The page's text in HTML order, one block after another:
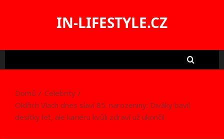
IN-LIFESTYLE.CZ
Domů
Celebrity
Oldřich Vlach dnes slaví 85. narozeniny: Diváky bavil
desítky let, ale kariéru kvůli zdraví už ukončil